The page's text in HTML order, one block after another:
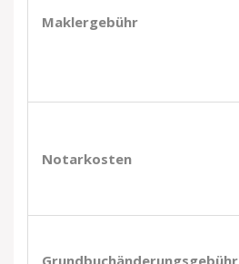
Maklergebühr
Notarkosten